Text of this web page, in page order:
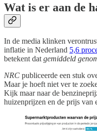
Wat is er aan de
In de media klinken
inflatie in Nederland 5,6
betekent datgemiddeld
NRC publiceerde een stuk
Maar je hoeft niet ver te
Kijk maar naar de
huizenprijzen en de prijs